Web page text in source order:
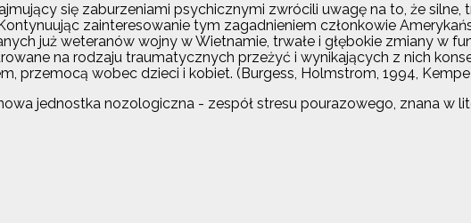
się zaburzeniami psychicznymi zwrócili uwagę na to, że
zainteresowanie tym zagadnieniem członkowie
już weteranów wojny w Wietnamie, trwałe i głębokie zmiany w
na rodzaju traumatycznych przeżyć i wynikających z nich
przemocą wobec dzieci i kobiet. (Burgess, Holmstrom, 1994, Kempe
jednostka nozologiczna - zespół stresu pourazowego, znana w